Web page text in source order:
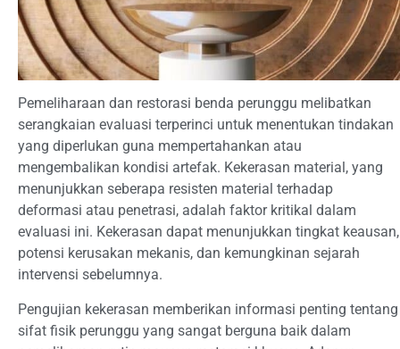
Pemeliharaan dan restorasi benda perunggu melibatkan
serangkaian evaluasi terperinci untuk menentukan tindakan
yang diperlukan guna mempertahankan atau
mengembalikan kondisi artefak. Kekerasan material, yang
menunjukkan seberapa resisten material terhadap
deformasi atau penetrasi, adalah faktor kritikal dalam
evaluasi ini. Kekerasan dapat menunjukkan tingkat keausan,
potensi kerusakan mekanis, dan kemungkinan sejarah
intervensi sebelumnya.
Pengujian kekerasan memberikan informasi penting tentang
sifat fisik perunggu yang sangat berguna baik dalam